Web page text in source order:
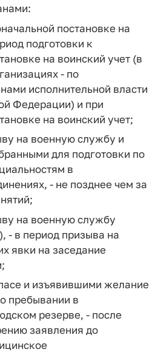
постановке на
подготовки к
на воинский учет (в
- по
исполнительной власти
Федерации) и при
на воинский учет;
на военную службу и
для подготовки по
в
- не позднее чем за
на военную службу
- в период призыва на
явки на заседание
и изъявившими желание
пребывании в
резерве, - после
заявления до